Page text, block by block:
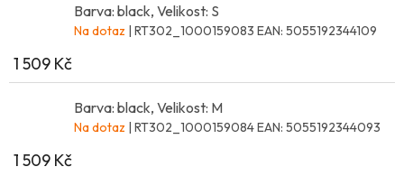
Barva: black, Velikost: S
Na dotaz | RT302_1000159083 EAN: 5055192344109
1 509 Kč
Barva: black, Velikost: M
Na dotaz | RT302_1000159084EAN: 5055192344093
1 509 Kč